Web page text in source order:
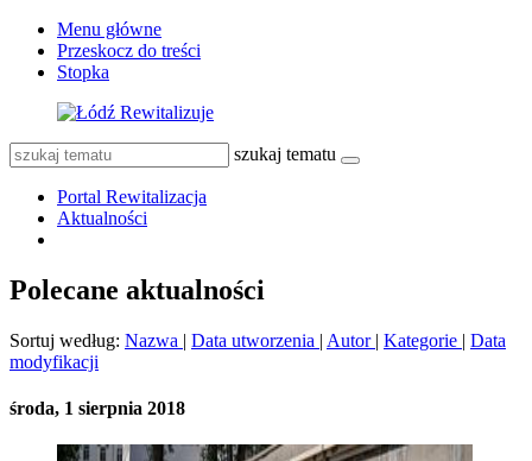
Menu główne
Przeskocz do treści
Stopka
szukaj tematu
Portal Rewitalizacja
Aktualności
Polecane aktualności
Sortuj według: Nazwa | Data utworzenia | Autor | Kategorie | Data
modyfikacji
środa, 1 sierpnia 2018